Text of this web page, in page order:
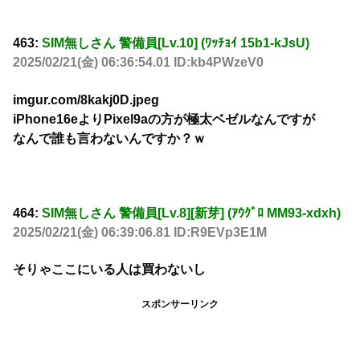
463: SIM無しさん 警備員[Lv.10] (ﾜｯﾁｮｲ 15b1-kJsU)
2025/02/21(金) 06:36:54.01 ID:kb4PWzeV0
imgur.com/8kakj0D.jpeg
iPhone16eよりPixel9aの方が極太ベゼルなんですが
なんで誰も言わないんですか？ｗ
464: SIM無しさん 警備員[Lv.8][新芽] (ｱｳｸﾞﾛ MM93-xdxh)
2025/02/21(金) 06:39:06.81 ID:R9EVp3E1M
そりゃここにいる人は買わないし
スポンサーリンク